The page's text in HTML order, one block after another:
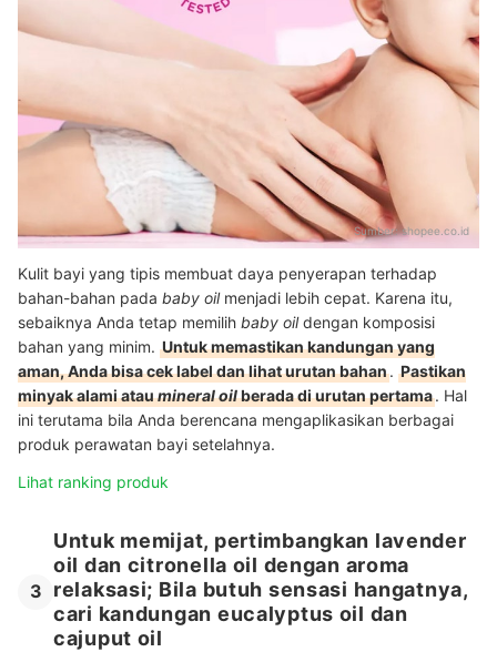
Sumber:shopee.co.id
Kulit bayi yang tipis membuat daya penyerapan terhadap
bahan-bahan pada baby oilmenjadi lebih cepat. Karena itu,
sebaiknya Anda tetap memilih baby oildengan komposisi
bahan yang minim. Untuk memastikan kandungan yang
aman, Anda bisa cek label dan lihat urutan bahan. Pastikan
minyak alami ataumineral oilberada di urutan pertama. Hal
ini terutama bila Anda berencana mengaplikasikan berbagai
produk perawatan bayi setelahnya.
Lihat ranking produk
3
Untuk memijat, pertimbangkan lavender
oil dan citronella oil dengan aroma
relaksasi; Bila butuh sensasi hangatnya,
cari kandungan eucalyptus oil dan
cajuput oil